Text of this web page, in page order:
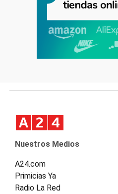
Nuestros Medios
A24.com
Primicias Ya
Radio La Red